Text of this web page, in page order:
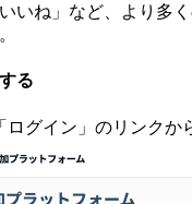
いね」など、より多
る
グイン」のリンクか